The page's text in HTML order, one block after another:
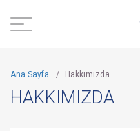
Ana Sayfa / Hakkımızda
HAKKIMIZDA